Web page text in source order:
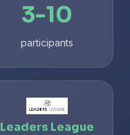
3-10
participants
Leaders League